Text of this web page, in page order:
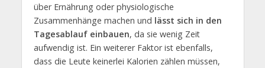
über Ernährung oder physiologische
Zusammenhänge machen und lässt sich in den
Tagesablauf einbauen, da sie wenig Zeit
aufwendig ist. Ein weiterer Faktor ist ebenfalls,
dass die Leute keinerlei Kalorien zählen müssen,